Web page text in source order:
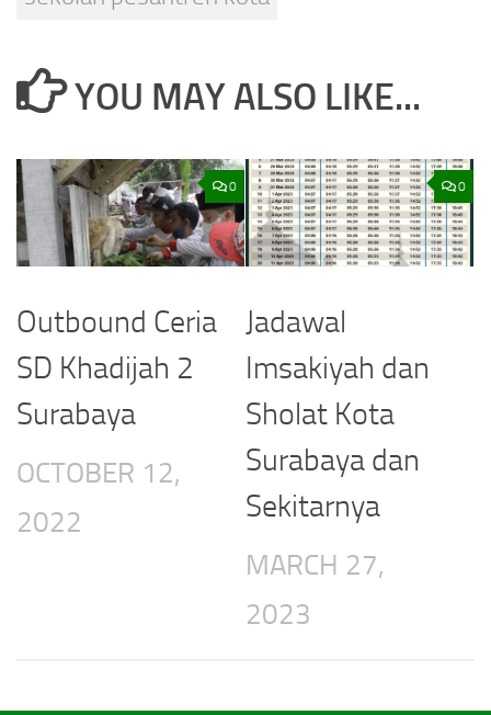
YOU MAY ALSO LIKE...
0
Outbound Ceria
SD Khadijah 2
Surabaya
OCTOBER 12,
2022
0
Jadawal
Imsakiyah dan
Sholat Kota
Surabaya dan
Sekitarnya
MARCH 27,
2023